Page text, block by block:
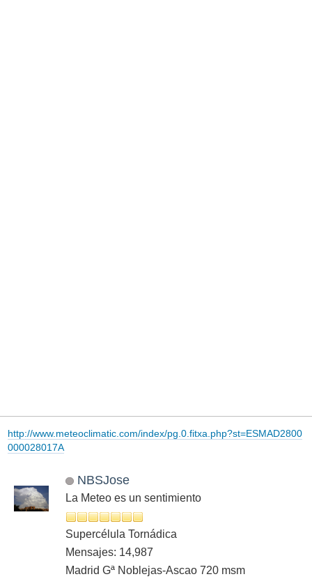
http://www.meteoclimatic.com/index/pg.0.fitxa.php?st=ESMAD2800
000028017A
NBSJose
La Meteo es un sentimiento
Supercélula Tornádica
Mensajes: 14,987
Madrid Gª Noblejas-Ascao 720 msm